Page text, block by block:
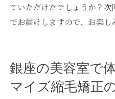
ていただけたでしょうか？
でお届けしますので、お楽し
銀座の美容室で
マイズ縮毛矯正